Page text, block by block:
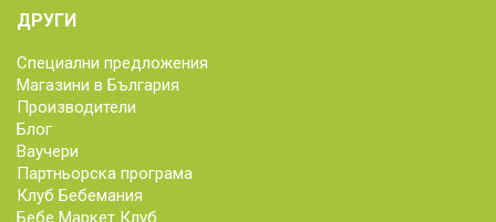
ДРУГИ
Специални предложения
Магазини в България
Производители
Блог
Ваучери
Партньорска програма
Клуб Бебемания